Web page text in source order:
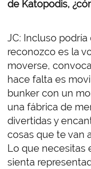
de Katopodis,
JC: Incluso
reconozco es la
moverse,
hace falta es
bunker con un
una fábrica de
divertidas y
cosas que te van
Lo que necesitas
sienta